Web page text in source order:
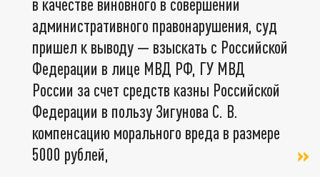
административного правонарушения, суд
пришел к выводу — взыскать с Российской
Федерации в лице МВД РФ, ГУ МВД
России за счет средств казны Российской
Федерации в пользу Зигунова С. В.
компенсацию морального вреда в размере
5000 рублей,